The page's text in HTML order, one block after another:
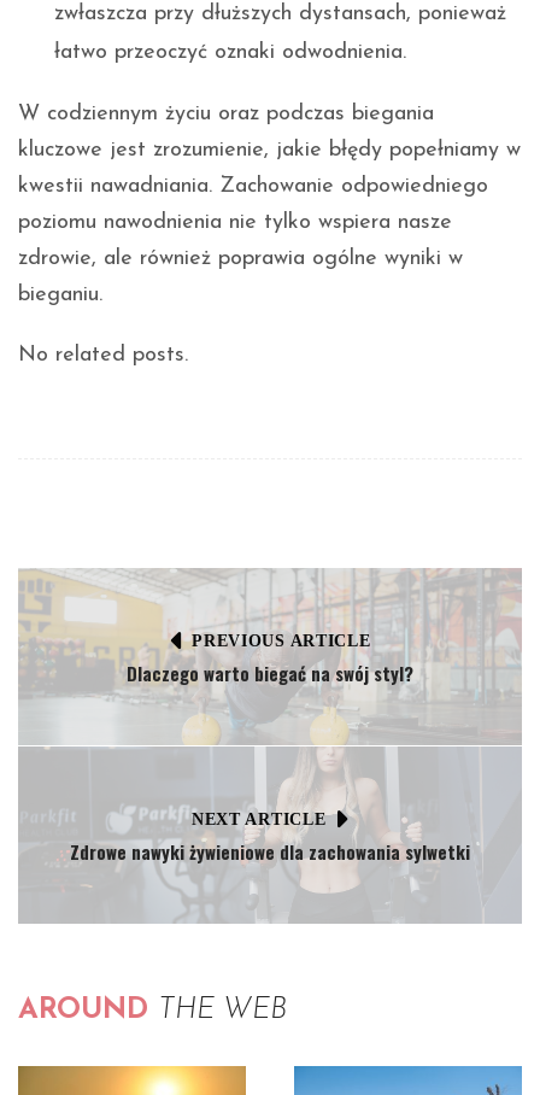
zwłaszcza przy dłuższych dystansach, ponieważ
łatwo przeoczyć oznaki odwodnienia.
W codziennym życiu oraz podczas biegania
kluczowe jest zrozumienie, jakie błędy popełniamy w
kwestii nawadniania. Zachowanie odpowiedniego
poziomu nawodnienia nie tylko wspiera nasze
zdrowie, ale również poprawia ogólne wyniki w
bieganiu.
No related posts.
PREVIOUS ARTICLE
Dlaczego warto biegać na swój styl?
NEXT ARTICLE
Zdrowe nawyki żywieniowe dla zachowania sylwetki
AROUND THE WEB